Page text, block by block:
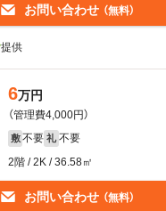
お問い合わせ （無料）
提供
6万円
（管理費4,000円）
敷 不要 礼 不要
2階 / 2K / 36.58㎡
お問い合わせ （無料）